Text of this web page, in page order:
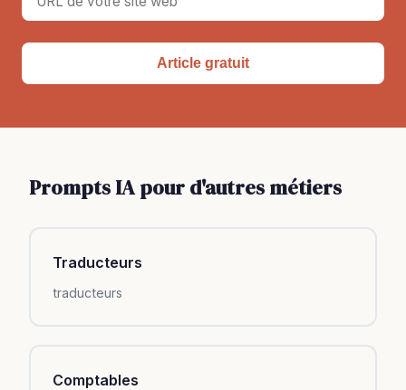
Article gratuit
Prompts IA pour d'autres métiers
Traducteurs
traducteurs
Comptables